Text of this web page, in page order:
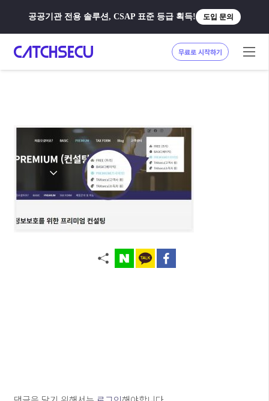
공공기관 전용 솔루션, CSAP 표준 등급 획득! 도입 문의
무료로 시작하기